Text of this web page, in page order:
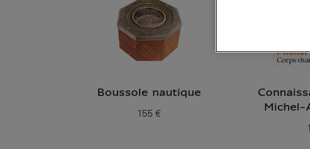
Boussole nautique
Prix ​​actuel
155 €
Michel-
Prix